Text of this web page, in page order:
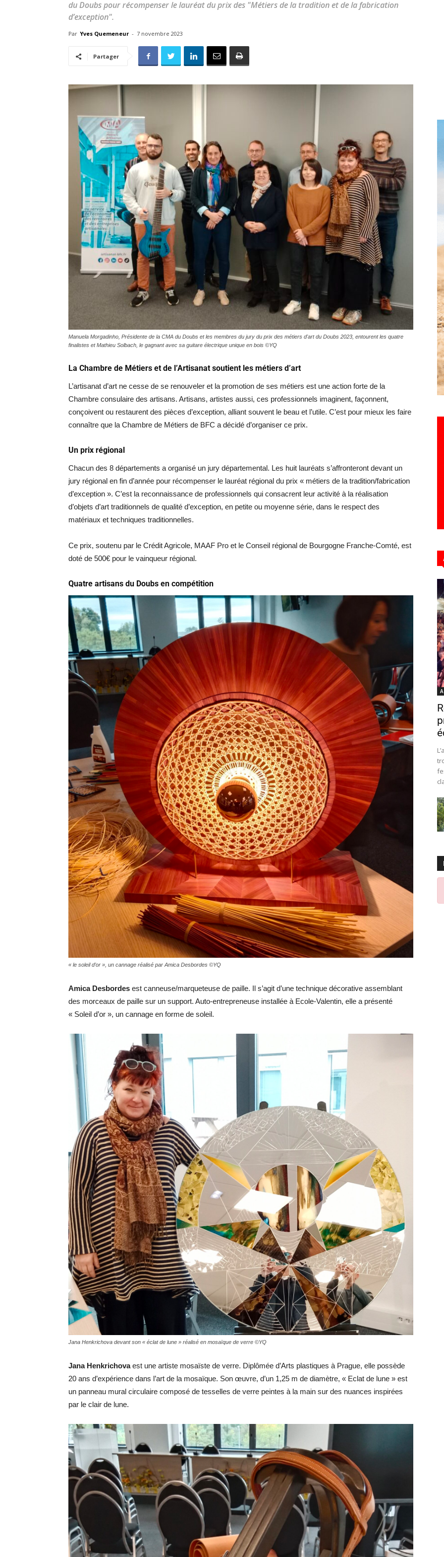
toute
–
Hebdo25
du Doubs pour récompenser le lauréat du prix des "Métiers de la tradition et de la fabrication
d’exception".
Par Yves Quemeneur - 7 novembre 2023
Partager
Manuela Morgadinho, Présidente de la CMA du Doubs et les membres du jury du prix des métiers d'art du Doubs 2023, entourent les quatre
finalistes et Mathieu Solbach, le gagnant avec sa guitare électrique unique en bois ©YQ
La Chambre de Métiers et de l’Artisanat soutient les métiers d’art
L’artisanat d’art ne cesse de se renouveler et la promotion de ses métiers est une action forte de la
Chambre consulaire des artisans. Artisans, artistes aussi, ces professionnels imaginent, façonnent,
conçoivent ou restaurent des pièces d’exception, alliant souvent le beau et l’utile. C’est pour mieux les faire
connaître que la Chambre de Métiers de BFC a décidé d’organiser ce prix.
Un prix régional
Chacun des 8 départements a organisé un jury départemental. Les huit lauréats s’affronteront devant un
jury régional en fin d’année pour récompenser le lauréat régional du prix « métiers de la tradition/fabrication
d’exception ». C’est la reconnaissance de professionnels qui consacrent leur activité à la réalisation
d’objets d’art traditionnels de qualité d’exception, en petite ou moyenne série, dans le respect des
matériaux et techniques traditionnelles.
Ce prix, soutenu par le Crédit Agricole, MAAF Pro et le Conseil régional de Bourgogne Franche-Comté, est
doté de 500€ pour le vainqueur régional.
Quatre artisans du Doubs en compétition
« le soleil d’or », un cannage réalisé par Amica Desbordes ©YQ
Amica Desbordes est canneuse/marqueteuse de paille. Il s’agit d’une technique décorative assemblant
des morceaux de paille sur un support. Auto-entrepreneuse installée à Ecole-Valentin, elle a présenté
« Soleil d’or », un cannage en forme de soleil.
Jana Henkrichova devant son « éclat de lune » réalisé en mosaïque de verre ©YQ
Jana Henkrichovaest une artiste mosaïste de verre. Diplômée d’Arts plastiques à Prague, elle possède
20 ans d’expérience dans l’art de la mosaïque. Son œuvre, d’un 1,25 m de diamètre, « Eclat de lune » est
un panneau mural circulaire composé de tesselles de verre peintes à la main sur des nuances inspirées
par le clair de lune.